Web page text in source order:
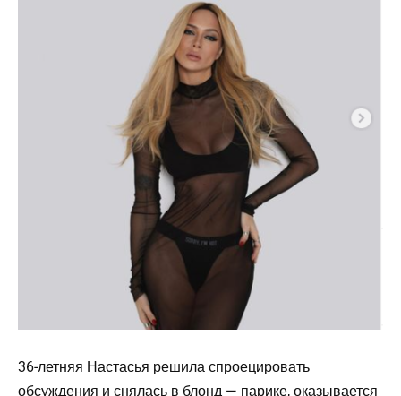
36-летняя Настасья решила спроецировать
обсуждения и снялась в блонд — парике, оказывается